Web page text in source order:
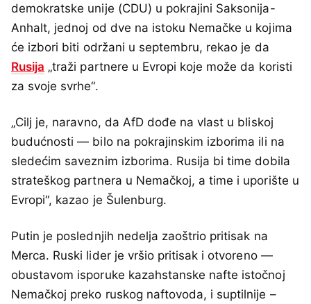
demokratske unije (CDU) u pokrajini Saksonija-
Anhalt, jednoj od dve na istoku Nemačke u kojima
će izbori biti održani u septembru, rekao je da
Rusija „traži partnere u Evropi koje može da koristi
za svoje svrhe“.
„Cilj je, naravno, da AfD dođe na vlast u bliskoj
budućnosti — bilo na pokrajinskim izborima ili na
sledećim saveznim izborima. Rusija bi time dobila
strateškog partnera u Nemačkoj, a time i uporište u
Evropi“, kazao je Šulenburg.
Putin je poslednjih nedelja zaoštrio pritisak na
Merca. Ruski lider je vršio pritisak i otvoreno —
obustavom isporuke kazahstanske nafte istočnoj
Nemačkoj preko ruskog naftovoda, i suptilnije –